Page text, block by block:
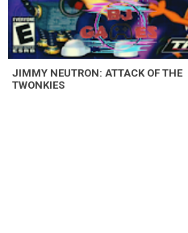
JIMMY NEUTRON: ATTACK OF THE
TWONKIES